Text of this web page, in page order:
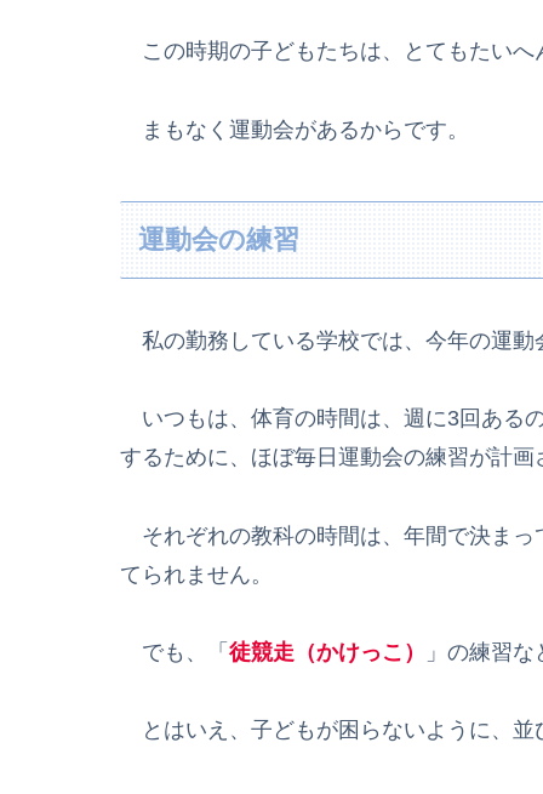
この時期の子どもたちは、とてもたいへ
まもなく運動会があるからです。
運動会の練習
私の勤務している学校では、今年の運動
いつもは、体育の時間は、週に3回ある
するために、ほぼ毎日運動会の練習が計画
それぞれの教科の時間は、年間で決まっ
てられません。
でも、「 徒競走（かけっこ） 」の練習
とはいえ、子どもが困らないように、並